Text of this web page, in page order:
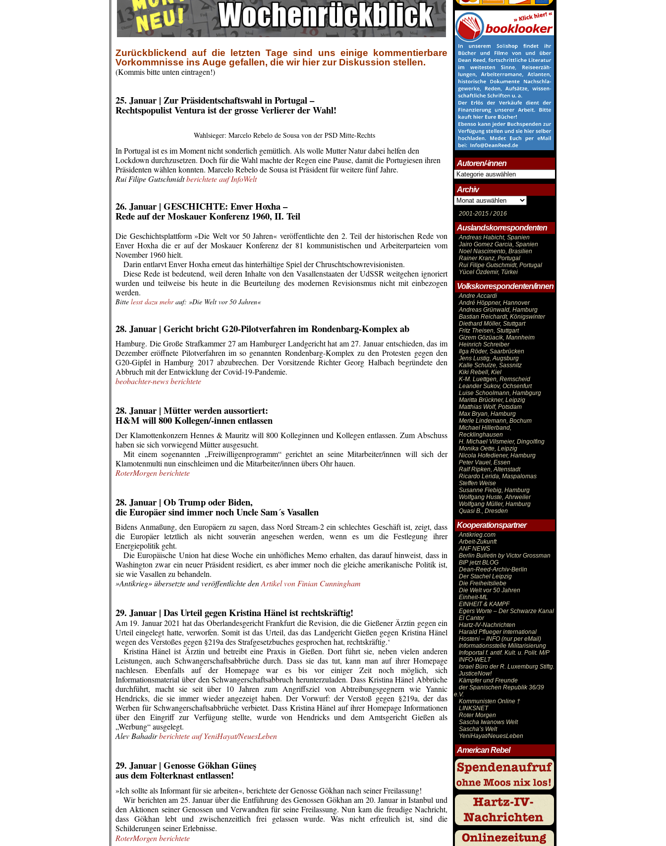
Zurückblickend auf die letzten Tage sind uns einige kommentierbare
Vorkommnisse ins Auge gefallen, die wir hier zur Diskussion stellen.
(Kommis bitte unten eintragen!)
25. Januar | Zur Präsidentschaftswahl in Portugal –
Rechtspopulist Ventura ist der grosse Verlierer der Wahl!
Wahlsieger: Marcelo Rebelo de Sousa von der PSD Mitte-Rechts
In Portugal ist es im Moment nicht sonderlich gemütlich. Als wolle Mutter Natur dabei helfen den
Lockdown durchzusetzen. Doch für die Wahl machte der Regen eine Pause, damit die Portugiesen ihren
Präsidenten wählen konnten. Marcelo Rebelo de Sousa ist Präsident für weitere fünf Jahre.
Rui Filipe Gutschmidtberichtete auf InfoWelt
26. Januar | GESCHICHTE: Enver Hoxha –
Rede auf der Moskauer Konferenz 1960, II. Teil
Die Geschichtsplattform »Die Welt vor 50 Jahren« veröffentlichte den 2. Teil der historischen Rede von
Enver Hoxha die er auf der Moskauer Konferenz der 81 kommunistischen und Arbeiterparteien vom
November 1960 hielt.
Darin entlarvt Enver Hoxha erneut das hinterhältige Spiel der Chruschtschowrevisionisten.
Diese Rede ist bedeutend, weil deren Inhalte von den Vasallenstaaten der UdSSR weitgehen ignoriert
wurden und teilweise bis heute in die Beurteilung des modernen Revisionsmus nicht mit einbezogen
werden.
Bitte lesst dazu mehrauf: »Die Welt vor 50 Jahren«
28. Januar | Gericht bricht G20-Pilotverfahren im Rondenbarg-Komplex ab
Hamburg. Die Große Strafkammer 27 am Hamburger Landgericht hat am 27. Januar entschieden, das im
Dezember eröffnete Pilotverfahren im so genannten Rondenbarg-Komplex zu den Protesten gegen den
G20-Gipfel in Hamburg 2017 abzubrechen. Der Vorsitzende Richter Georg Halbach begründete den
Abbruch mit der Entwicklung der Covid-19-Pandemie.
beobachter-news berichtete
28. Januar | Mütter werden aussortiert:
H&M will 800 Kollegen/-innen entlassen
Der Klamottenkonzern Hennes & Mauritz will 800 Kolleginnen und Kollegen entlassen. Zum Abschuss
haben sie sich vorwiegend Mütter ausgesucht.
Mit einem sogenannten „Freiwilligenprogramm“ gerichtet an seine Mitarbeiter/innen will sich der
Klamotenmulti nun einschleimen und die Mitarbeiter/innen übers Ohr hauen.
RoterMorgen berichtete
28. Januar | Ob Trump oder Biden,
die Europäer sind immer noch Uncle Sam´s Vasallen
Bidens Anmaßung, den Europäern zu sagen, dass Nord Stream-2 ein schlechtes Geschäft ist, zeigt, dass
die Europäer letztlich als nicht souverän angesehen werden, wenn es um die Festlegung ihrer
Energiepolitik geht.
Die Europäische Union hat diese Woche ein unhöfliches Memo erhalten, das darauf hinweist, dass in
Washington zwar ein neuer Präsident residiert, es aber immer noch die gleiche amerikanische Politik ist,
sie wie Vasallen zu behandeln.
»Antikrieg» übersetzte und veröffentlichte denArtikel von Finian Cunningham
29. Januar | Das Urteil gegen Kristina Hänel ist rechtskräftig!
Am 19. Januar 2021 hat das Oberlandesgericht Frankfurt die Revision, die die Gießener Ärztin gegen ein
Urteil eingelegt hatte, verworfen. Somit ist das Urteil, das das Landgericht Gießen gegen Kristina Hänel
wegen des Verstoßes gegen §219a des Strafgesetzbuches gesprochen hat, rechtskräftig.‘
Kristina Hänel ist Ärztin und betreibt eine Praxis in Gießen. Dort führt sie, neben vielen anderen
Leistungen, auch Schwangerschaftsabbrüche durch. Dass sie das tut, kann man auf ihrer Homepage
nachlesen. Ebenfalls auf der Homepage war es bis vor einiger Zeit noch möglich, sich
Informationsmaterial über den Schwangerschaftsabbruch herunterzuladen. Dass Kristina Hänel Abbrüche
durchführt, macht sie seit über 10 Jahren zum Angriffsziel von Abtreibungsgegnern wie Yannic
Hendricks, die sie immer wieder angezeigt haben. Der Vorwurf: der Verstoß gegen §219a, der das
Werben für Schwangerschaftsabbrüche verbietet. Dass Kristina Hänel auf ihrer Homepage Informationen
über den Eingriff zur Verfügung stellte, wurde von Hendricks und dem Amtsgericht Gießen als
„Werbung“ ausgelegt.
Alev Bahadirberichtete auf YeniHayat/NeuesLeben
29. Januar | Genosse Gökhan Güneş
aus dem Folterknast entlassen!
»Ich sollte als Informant für sie arbeiten«, berichtete der Genosse Gökhan nach seiner Freilassung!
Wir berichten am 25. Januar über die Entführung des Genossen Gökhan am 20. Januar in Istanbul und
den Aktionen seiner Genossen und Verwandten für seine Freilassung. Nun kam die freudige Nachricht,
dass Gökhan lebt und zwischenzeitlich frei gelassen wurde. Was nicht erfreulich ist, sind die
Schilderungen seiner Erlebnisse.
RoterMorgen berichtete
Autoren/-innen
Autoren/-
innen
Archiv
Archiv
2001-2015 /2016
Auslandskorrespondenten
Andreas Habicht, Spanien
Jairo Gomez Garcia, Spanien
Noel Nascimento, Brasilien
Rainer Kranz, Portugal
Rui Filipe Gutschmidt, Portugal
Yücel Özdemir, Türkei
Volkskorrespondenten/innen
Andre Accardi
André Höppner, Hannover
Andreas Grünwald, Hamburg
Bastian Reichardt, Königswinter
Diethard Möller, Stuttgart
Fritz Theisen, Stuttgart
Gizem Gözüacik, Mannheim
Heinrich Schreiber
Ilga Röder, Saarbrücken
Jens Lustig, Augsburg
Kalle Schulze, Sassnitz
Kiki Rebell, Kiel
K-M. Luettgen, Remscheid
Leander Sukov, Ochsenfurt
Luise Schoolmann, Hambgurg
Maritta Brückner, Leipzig
Matthias Wolf, Potsdam
Max Bryan, Hamburg
Merle Lindemann, Bochum
Michael Hillerband,
Recklinghausen
H. Michael Vilsmeier, Dingolfing
Monika Oette, Leipzig
Nicola Hofediener, Hamburg
Peter Vauel, Essen
Ralf Ripken, Altenstadt
Ricardo Lerida, Maspalomas
Steffen Weise
Susanne Fiebig, Hamburg
Wolfgang Huste, Ahrweiler
Wolfgang Müller, Hamburg
Quasi B., Dresden
Kooperationspartner
Antikrieg.com
Arbeit-Zukunft
ANF NEWS
Berlin Bulletin by Victor Grossman
BIP jetzt BLOG
Dean-Reed-Archiv-Berlin
Der Stachel Leipzig
Die Freiheitsliebe
Die Welt vor 50 Jahren
Einheit-ML
EINHEIT & KAMPF
Egers Worte – Der Schwarze Kanal
El Cantor
Hartz-IV-Nachrichten
Harald Pflueger international
Hosteni – INFO (nur per eMail)
Informationsstelle Militarisierung
Infoportal f. antif. Kult. u. Polit. M/P
INFO-WELT
Israel Büro der R. Luxemburg Stiftg.
JusticeNow!
Kämpfer und Freunde
der Spanischen Republik 36/39
e.V.
Kommunisten Online †
LINKSNET
Roter Morgen
Sascha Iwanows Welt
Sascha’s Welt
YeniHayat/NeuesLeben
American Rebel